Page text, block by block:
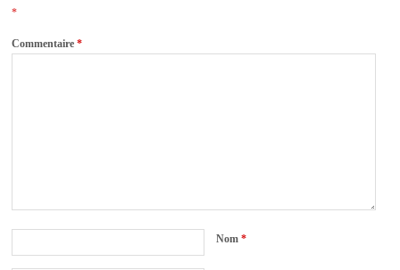
*
Commentaire*
Nom*